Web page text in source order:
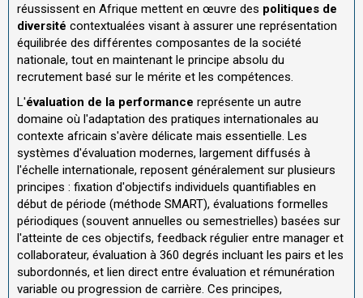
réussissent en Afrique mettent en œuvre des politiques de
diversité contextualées visant à assurer une représentation
équilibrée des différentes composantes de la société
nationale, tout en maintenant le principe absolu du
recrutement basé sur le mérite et les compétences.
L'évaluation de la performance représente un autre
domaine où l'adaptation des pratiques internationales au
contexte africain s'avère délicate mais essentielle. Les
systèmes d'évaluation modernes, largement diffusés à
l'échelle internationale, reposent généralement sur plusieurs
principes : fixation d'objectifs individuels quantifiables en
début de période (méthode SMART), évaluations formelles
périodiques (souvent annuelles ou semestrielles) basées sur
l'atteinte de ces objectifs, feedback régulier entre manager et
collaborateur, évaluation à 360 degrés incluant les pairs et les
subordonnés, et lien direct entre évaluation et rémunération
variable ou progression de carrière. Ces principes,